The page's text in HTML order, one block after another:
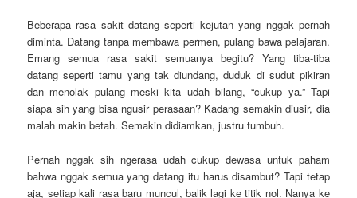
Beberapa rasa sakit datang seperti kejutan yang nggak pernah
diminta. Datang tanpa membawa permen, pulang bawa pelajaran.
Emang semua rasa sakit semuanya begitu? Yang tiba-tiba
datang seperti tamu yang tak diundang, duduk di sudut pikiran
dan menolak pulang meski kita udah bilang, “cukup ya.” Tapi
siapa sih yang bisa ngusir perasaan? Kadang semakin diusir, dia
malah makin betah. Semakin didiamkan, justru tumbuh.
Pernah nggak sih ngerasa udah cukup dewasa untuk paham
bahwa nggak semua yang datang itu harus disambut? Tapi tetap
aja, setiap kali rasa baru muncul, balik lagi ke titik nol. Nanya ke